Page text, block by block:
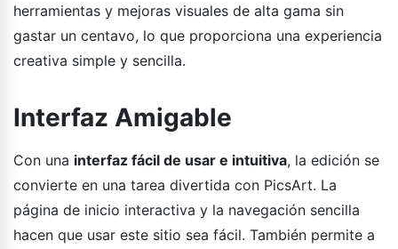
herramientas y mejoras visuales de alta gama sin
gastar un centavo, lo que proporciona una experiencia
creativa simple y sencilla.
Interfaz Amigable
Con una interfaz fácil de usar e intuitiva, la edición se
convierte en una tarea divertida con PicsArt. La
página de inicio interactiva y la navegación sencilla
hacen que usar este sitio sea fácil. También permite a